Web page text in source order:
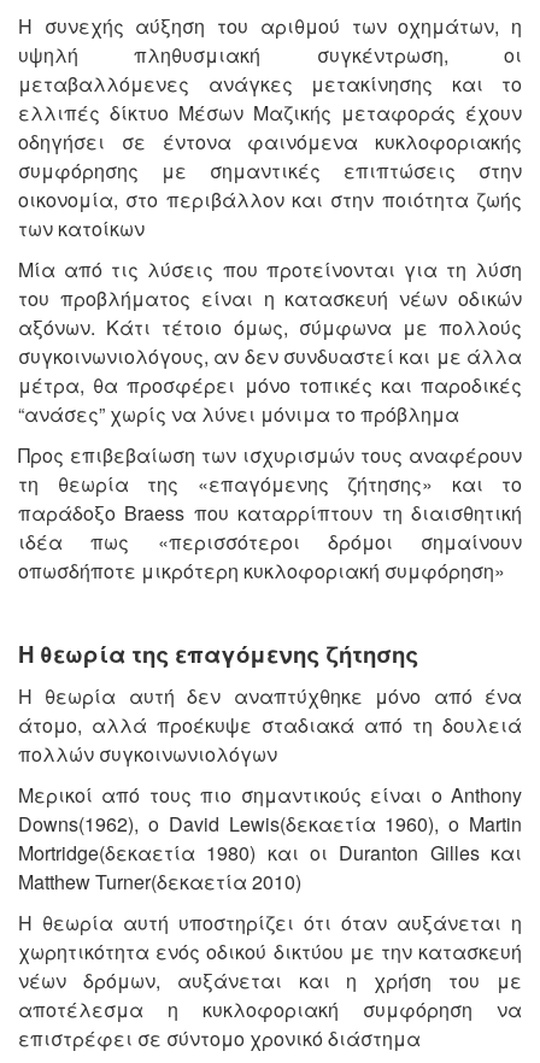
Η συνεχής αύξηση του αριθμού των οχημάτων, η
υψηλή πληθυσμιακή συγκέντρωση, οι
μεταβαλλόμενες ανάγκες μετακίνησης και το
ελλιπές δίκτυο Μέσων Μαζικής μεταφοράς έχουν
οδηγήσει σε έντονα φαινόμενα κυκλοφοριακής
συμφόρησης με σημαντικές επιπτώσεις στην
οικονομία, στο περιβάλλον και στην ποιότητα ζωής
των κατοίκων
Μία από τις λύσεις που προτείνονται για τη λύση
του προβλήματος είναι η κατασκευή νέων οδικών
αξόνων. Κάτι τέτοιο όμως, σύμφωνα με πολλούς
συγκοινωνιολόγους, αν δεν συνδυαστεί και με άλλα
μέτρα, θα προσφέρει μόνο τοπικές και παροδικές
“ανάσες” χωρίς να λύνει μόνιμα το πρόβλημα
Προς επιβεβαίωση των ισχυρισμών τους αναφέρουν
τη θεωρία της «επαγόμενης ζήτησης» και το
παράδοξο Braess που καταρρίπτουν τη διαισθητική
ιδέα πως «περισσότεροι δρόμοι σημαίνουν
οπωσδήποτε μικρότερη κυκλοφοριακή συμφόρηση»
Η θεωρία της επαγόμενης ζήτησης
Η θεωρία αυτή δεν αναπτύχθηκε μόνο από ένα
άτομο, αλλά προέκυψε σταδιακά από τη δουλειά
πολλών συγκοινωνιολόγων
Μερικοί από τους πιο σημαντικούς είναι ο Anthony
Downs(1962), o David Lewis(δεκαετία 1960), ο Martin
Mortridge(δεκαετία 1980) και οι Duranton Gilles και
Matthew Turner(δεκαετία 2010)
Η θεωρία αυτή υποστηρίζει ότι όταν αυξάνεται η
χωρητικότητα ενός οδικού δικτύου με την κατασκευή
νέων δρόμων, αυξάνεται και η χρήση του με
αποτέλεσμα η κυκλοφοριακή συμφόρηση να
επιστρέφει σε σύντομο χρονικό διάστημα